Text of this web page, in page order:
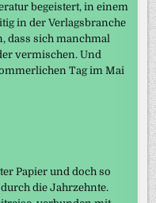
begeistert, in einem
in der Verlagsbranche
dass sich manchmal
vermischen. Und
Tag im Mai
Papier und doch so
die Jahrzehnte.